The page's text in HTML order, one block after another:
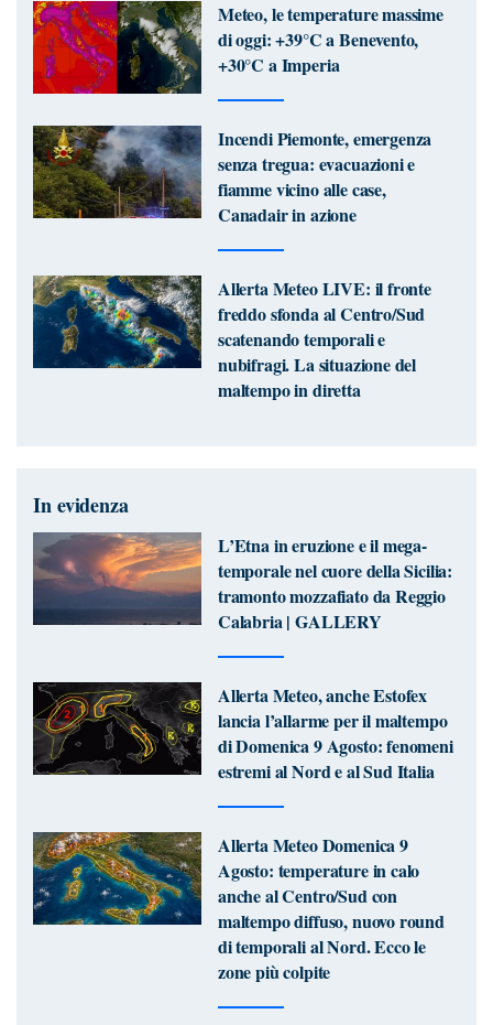
Meteo, le temperature massime
di oggi: +39°C a Benevento,
+30°C a Imperia
Incendi Piemonte, emergenza
senza tregua: evacuazioni e
fiamme vicino alle case,
Canadair in azione
Allerta Meteo LIVE: il fronte
freddo sfonda al Centro/Sud
scatenando temporali e
nubifragi. La situazione del
maltempo in diretta
In evidenza
L’Etna in eruzione e il mega-
temporale nel cuore della Sicilia:
tramonto mozzafiato da Reggio
Calabria | GALLERY
Allerta Meteo, anche Estofex
lancia l’allarme per il maltempo
di Domenica 9 Agosto: fenomeni
estremi al Nord e al Sud Italia
Allerta Meteo Domenica 9
Agosto: temperature in calo
anche al Centro/Sud con
maltempo diffuso, nuovo round
di temporali al Nord. Ecco le
zone più colpite